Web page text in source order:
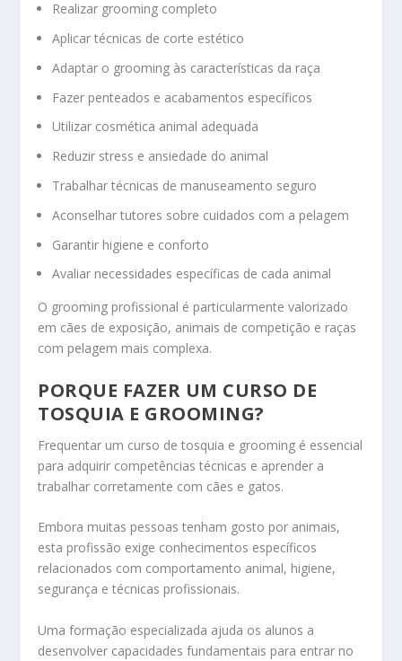
Realizar grooming completo
Aplicar técnicas de corte estético
Adaptar o grooming às características da raça
Fazer penteados e acabamentos específicos
Utilizar cosmética animal adequada
Reduzir stress e ansiedade do animal
Trabalhar técnicas de manuseamento seguro
Aconselhar tutores sobre cuidados com a pelagem
Garantir higiene e conforto
Avaliar necessidades específicas de cada animal
O grooming profissional é particularmente valorizado
em cães de exposição, animais de competição e raças
com pelagem mais complexa.
PORQUE FAZER UM CURSO DE
TOSQUIA E GROOMING?
Frequentar um curso de tosquia e grooming é essencial
para adquirir competências técnicas e aprender a
trabalhar corretamente com cães e gatos.
Embora muitas pessoas tenham gosto por animais,
esta profissão exige conhecimentos específicos
relacionados com comportamento animal, higiene,
segurança e técnicas profissionais.
Uma formação especializada ajuda os alunos a
desenvolver capacidades fundamentais para entrar no